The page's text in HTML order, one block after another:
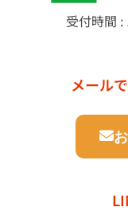
受付時間
メール